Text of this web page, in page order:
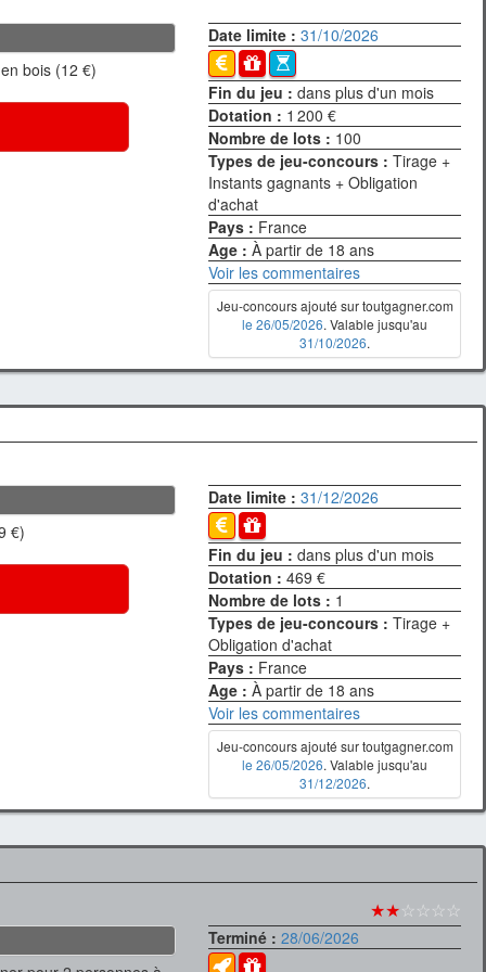
bois (12 €)
Date limite :31/10/2026
Fin du jeu :dans plus d'un mois
Dotation : 1 200 €
Nombre de lots : 100
Types de jeu-concours :Tirage +
Instants gagnants + Obligation
d'achat
Pays : France
Age :À partir de 18 ans
Voir les commentaires
Jeu-concours ajouté sur toutgagner.com
le 26/05/2026. Valable jusqu'au
31/10/2026.
€)
Date limite :31/12/2026
Fin du jeu :dans plus d'un mois
Dotation :469 €
Nombre de lots : 1
Types de jeu-concours :Tirage +
Obligation d'achat
Pays : France
Age :À partir de 18 ans
Voir les commentaires
Jeu-concours ajouté sur toutgagner.com
le 26/05/2026. Valable jusqu'au
31/12/2026.
★★☆☆☆☆
Terminé :28/06/2026